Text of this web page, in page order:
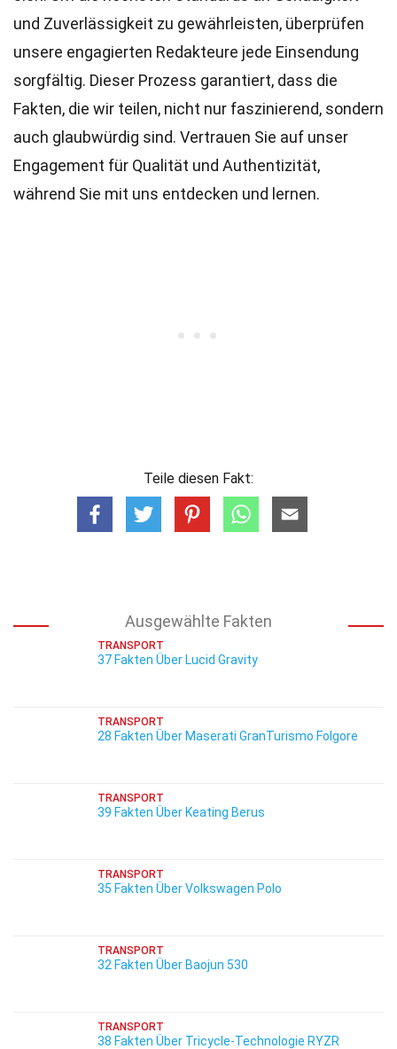
und Zuverlässigkeit zu gewährleisten, überprüfen
unsere engagierten Redakteure jede Einsendung
sorgfältig. Dieser Prozess garantiert, dass die
Fakten, die wir teilen, nicht nur faszinierend, sondern
auch glaubwürdig sind. Vertrauen Sie auf unser
Engagement für Qualität und Authentizität,
während Sie mit uns entdecken und lernen.
Teile diesen Fakt:
Ausgewählte Fakten
TRANSPORT
37 Fakten Über Lucid Gravity
TRANSPORT
28 Fakten Über Maserati GranTurismo Folgore
TRANSPORT
39 Fakten Über Keating Berus
TRANSPORT
35 Fakten Über Volkswagen Polo
TRANSPORT
32 Fakten Über Baojun 530
TRANSPORT
38 Fakten Über Tricycle-Technologie RYZR